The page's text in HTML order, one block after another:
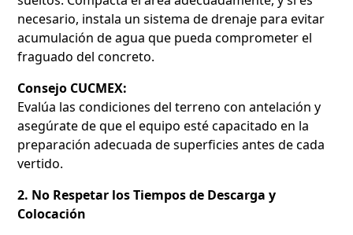
necesario, instala un sistema de drenaje para evitar
acumulación de agua que pueda comprometer el
fraguado del concreto.
Consejo CUCMEX:
Evalúa las condiciones del terreno con antelación y
asegúrate de que el equipo esté capacitado en la
preparación adecuada de superficies antes de cada
vertido.
2. No Respetar los Tiempos de Descarga y
Colocación